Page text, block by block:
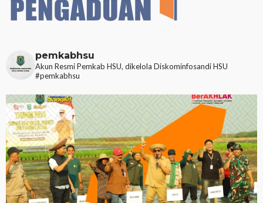
pemkabhsu
Akun Resmi Pemkab HSU, dikelola Diskominfosandi HSU
#pemkabhsu